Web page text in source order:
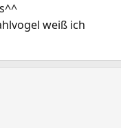
weiß ich